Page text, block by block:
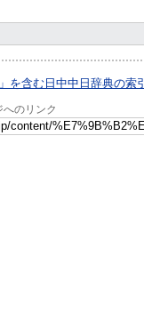
を含む日中中日辞典の索引
のリンク